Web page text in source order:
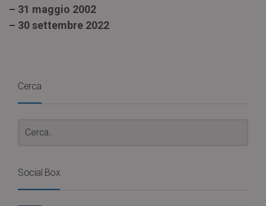
– 31 maggio 2002
– 30 settembre 2022
Cerca
Social Box